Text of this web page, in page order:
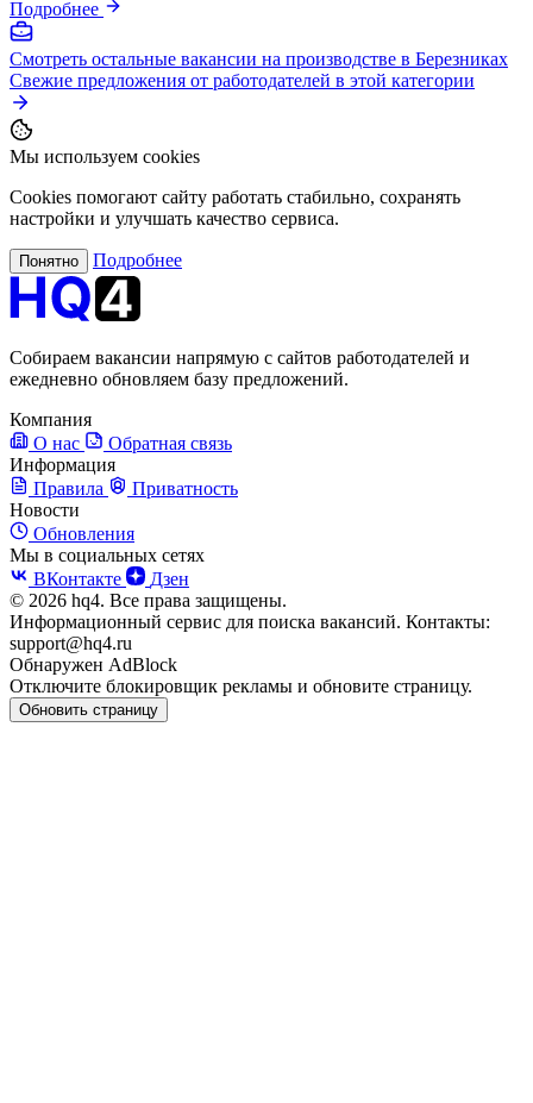
Подробнее
Смотреть остальные вакансии на производстве в Березниках
Свежие предложения от работодателей в этой категории
Мы используем cookies
Cookies помогают сайту работать стабильно, сохранять
настройки и улучшать качество сервиса.
Понятно Подробнее
Собираем вакансии напрямую с сайтов работодателей и
ежедневно обновляем базу предложений.
Компания
О нас
Обратная связь
Информация
Правила
Приватность
Новости
Обновления
Мы в социальных сетях
ВКонтакте
Дзен
© 2026 hq4. Все права защищены.
Информационный сервис для поиска вакансий. Контакты:
support@hq4.ru
Обнаружен AdBlock
Отключите блокировщик рекламы и обновите страницу.
Обновить страницу